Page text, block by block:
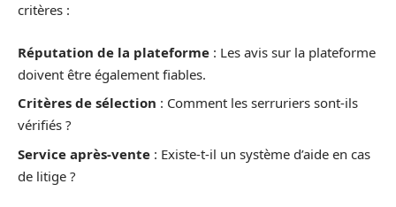
critères :
Réputation de la plateforme : Les avis sur la plateforme
doivent être également fiables.
Critères de sélection : Comment les serruriers sont-ils
vérifiés ?
Service après-vente : Existe-t-il un système d’aide en cas
de litige ?